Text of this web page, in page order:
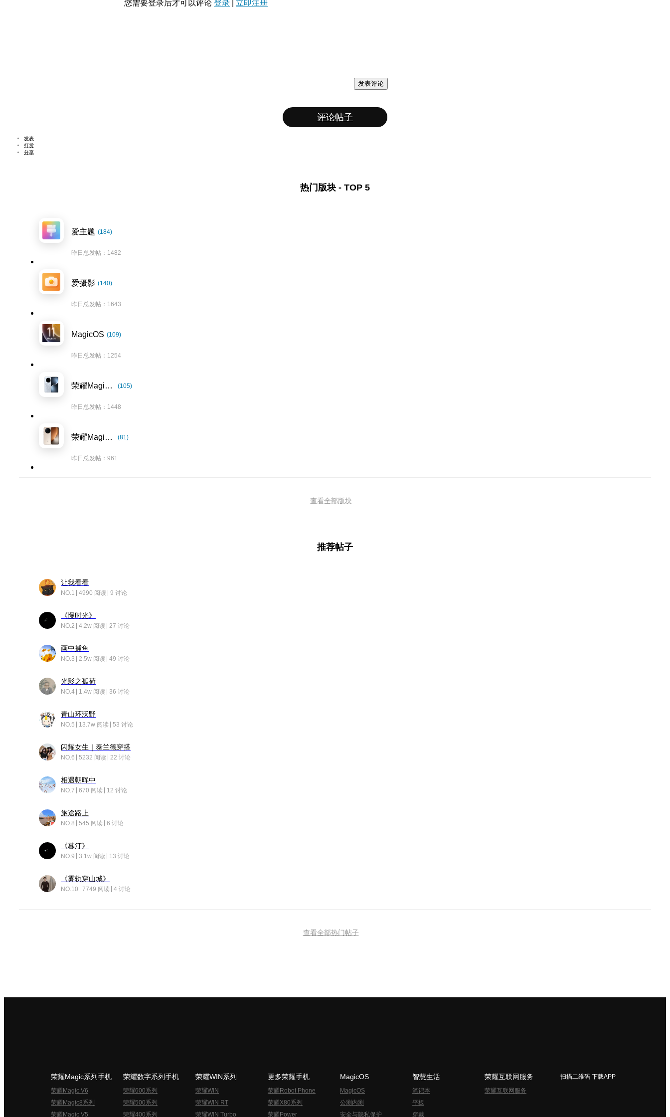
您需要登录后才可以评论 登录 立即注册
发表评论
评论帖子
发表
打赏
分享
热门版块 - TOP 5
爱主题 (184)
昨日总发帖：1482
爱摄影 (140)
昨日总发帖：1643
MagicOS (109)
昨日总发帖：1254
荣耀Magic7系列 (105)
昨日总发帖：1448
荣耀Magic8系列 (81)
昨日总发帖：961
查看全部版块
推荐帖子
让我看看
NO.1 4990 阅读 9 讨论
《慢时光》
NO.2 4.2w 阅读 27 讨论
画中捕鱼
NO.3 2.5w 阅读 49 讨论
光影之孤荷
NO.4 1.4w 阅读 36 讨论
青山环沃野
NO.5 13.7w 阅读 53 讨论
闪耀女生｜泰兰德穿搭
NO.6 5232 阅读 22 讨论
相遇朝晖中
NO.7 670 阅读 12 讨论
旅途路上
NO.8 545 阅读 6 讨论
《暮汀》
NO.9 3.1w 阅读 13 讨论
《雾轨穿山城》
NO.10 7749 阅读 4 讨论
查看全部热门帖子
荣耀Magic系列手机
荣耀Magic V6
荣耀Magic8系列
荣耀Magic V5
荣耀数字系列手机
荣耀600系列
荣耀500系列
荣耀400系列
荣耀WIN系列
荣耀WIN
荣耀WIN RT
荣耀WIN Turbo
更多荣耀手机
荣耀Robot Phone
荣耀X80系列
荣耀Power
MagicOS
MagicOS
公测内测
安全与隐私保护
智慧生活
笔记本
平板
穿戴
荣耀互联网服务
荣耀互联网服务
扫描二维码 下载APP